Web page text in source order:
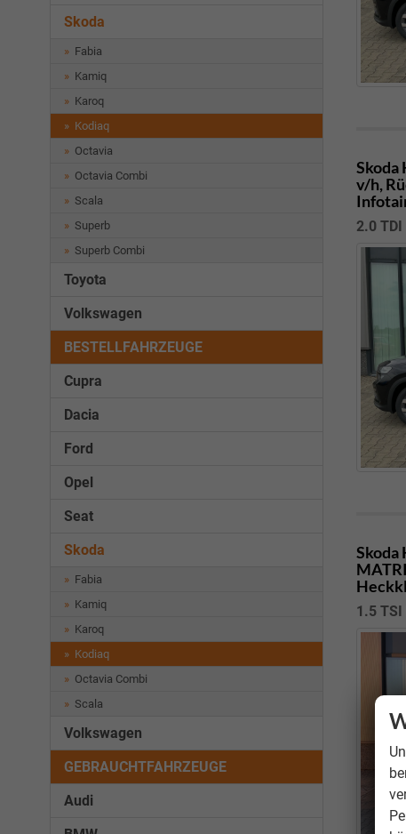
Skoda
v/h,
2.0
Skoda
1.5
Skoda
Fabia
Kamiq
Karoq
Kodiaq
Octavia
Octavia Combi
Scala
Superb
Superb Combi
Toyota
Volkswagen
BESTELLFAHRZEUGE
Cupra
Dacia
Ford
Opel
Seat
Skoda
Fabia
Kamiq
Karoq
Kodiaq
Octavia Combi
Scala
Volkswagen
GEBRAUCHTFAHRZEUGE
Audi